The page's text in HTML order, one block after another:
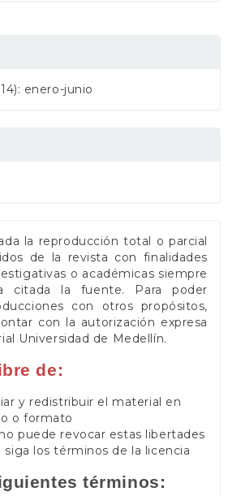
enero-junio
la reproducción total o parcial
de la revista con finalidades
o académicas siempre
citada la fuente. Para poder
con otros propósitos,
con la autorización expresa
Universidad de Medellín.
de:
y redistribuir el material en
o formato
puede revocar estas libertades
los términos de la licencia
términos: